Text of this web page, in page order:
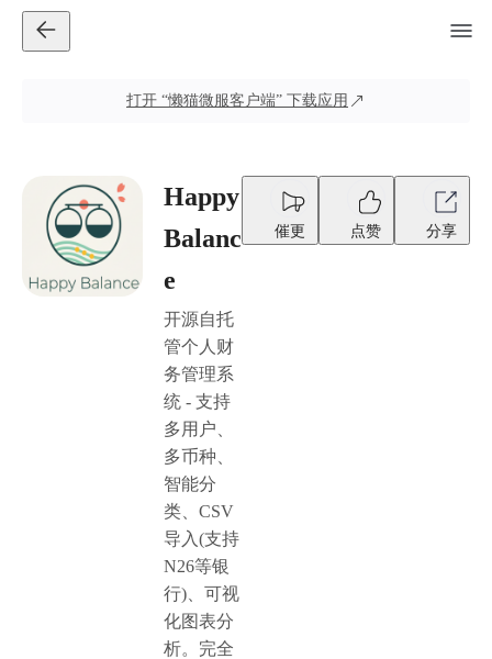
打开 “懒猫微服客户端” 下载应用
Happy
Balanc
e
开源自托
管个人财
务管理系
统 - 支持
多用户、
多币种、
智能分
类、CSV
导入(支持
N26等银
行)、可视
化图表分
析。完全
催更 点赞 分享